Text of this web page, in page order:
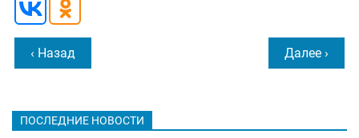
‹ Назад Далее ›
ПОСЛЕДНИЕ НОВОСТИ